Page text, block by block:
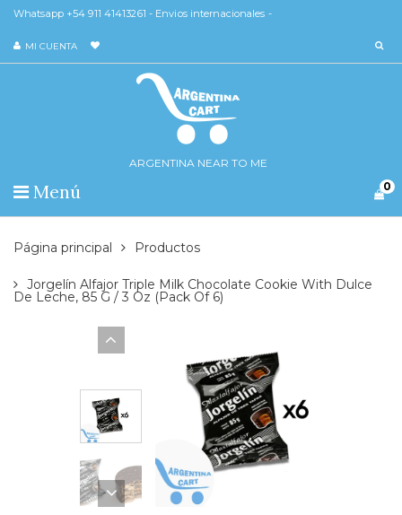
Whatsapp +54 911 41413261 - Envios internacionales -
MI CUENTA
ARGENTINA NEAR TO ME
Menú 0
Página principal Productos
Jorgelín Alfajor Triple Milk Chocolate Cookie With Dulce
De Leche, 85 G / 3 Oz (pack Of 6)